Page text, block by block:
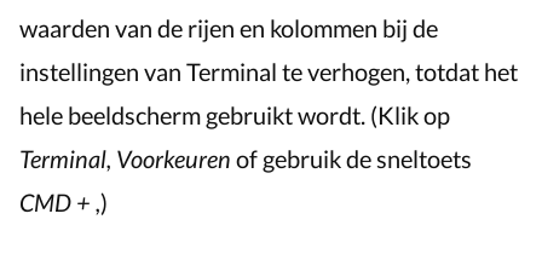
waarden van de rijen en kolommen bij de
instellingen van Terminal te verhogen, totdat het
hele beeldscherm gebruikt wordt. (Klik op
Terminal, Voorkeuren of gebruik de sneltoets
CMD + ,)